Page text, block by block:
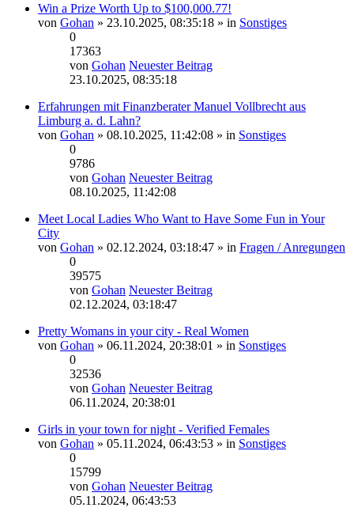
Win a Prize Worth Up to $100,000.77!
von Gohan » 23.10.2025, 08:35:18 » in Sonstiges
0
17363
von Gohan Neuester Beitrag
23.10.2025, 08:35:18
Erfahrungen mit Finanzberater Manuel Vollbrecht aus
Limburg a. d. Lahn?
von Gohan » 08.10.2025, 11:42:08 » in Sonstiges
0
9786
von Gohan Neuester Beitrag
08.10.2025, 11:42:08
Meet Local Ladies Who Want to Have Some Fun in Your
City
von Gohan » 02.12.2024, 03:18:47 » in Fragen / Anregungen
0
39575
von Gohan Neuester Beitrag
02.12.2024, 03:18:47
Pretty Womans in your city - Real Women
von Gohan » 06.11.2024, 20:38:01 » in Sonstiges
0
32536
von Gohan Neuester Beitrag
06.11.2024, 20:38:01
Girls in your town for night - Verified Females
von Gohan » 05.11.2024, 06:43:53 » in Sonstiges
0
15799
von Gohan Neuester Beitrag
05.11.2024, 06:43:53